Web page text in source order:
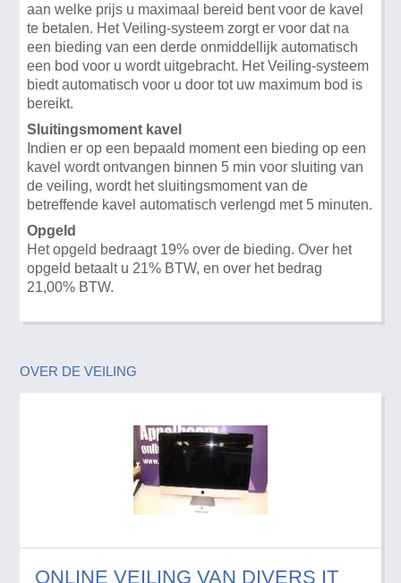
aan welke prijs u maximaal bereid bent voor de kavel
te betalen. Het Veiling-systeem zorgt er voor dat na
een bieding van een derde onmiddellijk automatisch
een bod voor u wordt uitgebracht. Het Veiling-systeem
biedt automatisch voor u door tot uw maximum bod is
bereikt.
Sluitingsmoment kavel
Indien er op een bepaald moment een bieding op een
kavel wordt ontvangen binnen 5 min voor sluiting van
de veiling, wordt het sluitingsmoment van de
betreffende kavel automatisch verlengd met 5 minuten.
Opgeld
Het opgeld bedraagt 19% over de bieding. Over het
opgeld betaalt u 21% BTW, en over het bedrag
21,00% BTW.
OVER DE VEILING
ONLINE VEILING VAN DIVERS IT